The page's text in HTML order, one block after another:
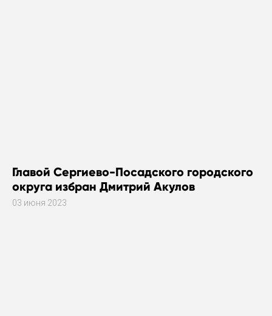
Главой Сергиево-Посадского городского
округа избран Дмитрий Акулов
03 июня 2023